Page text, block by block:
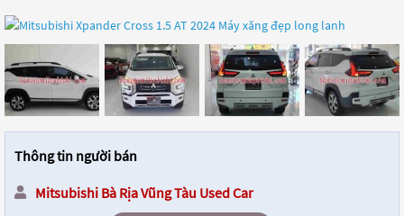
Thông tin người bán
Mitsubishi Bà Rịa Vũng Tàu Used Car